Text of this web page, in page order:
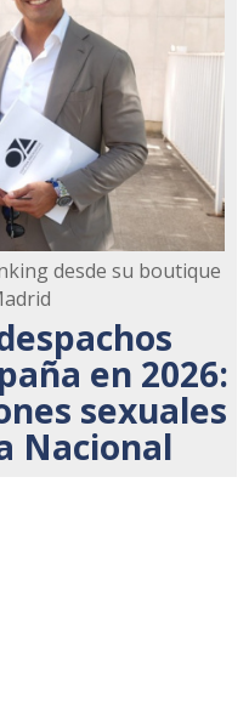
desde su boutique
en 2026:
sexuales
Nacional